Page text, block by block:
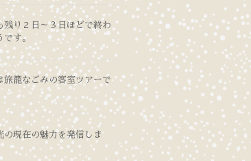
残り２日～３日ほどで終わ
です。
旅籠なごみの客室ツアーで
の現在の魅力を発信しま